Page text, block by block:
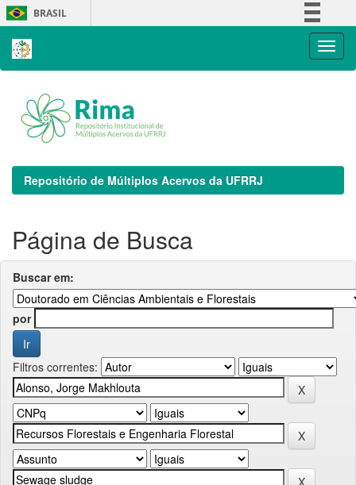
Skip
navigation
BRASIL
Repositório de Múltiplos Acervos da UFRRJ
Página de Busca
Buscar em:
por
Filtros correntes: